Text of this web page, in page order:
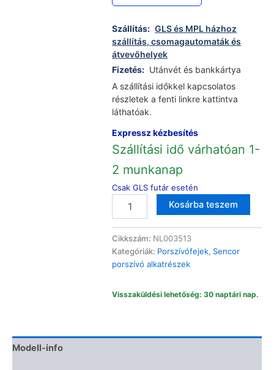
Szállítás: GLS és MPL házhoz
szállítás, csomagautomaták és
átvevőhelyek
Fizetés: Utánvét és bankkártya
A szállítási időkkel kapcsolatos
részletek a fenti linkre kattintva
láthatóak.
Expressz kézbesítés
Szállítási idő várhatóan 1-
2 munkanap
Csak GLS futár esetén
SVC-
Corso
porszívó
utángyártott
mennyiség
Kosárba teszem
Cikkszám: NL003513
Kategóriák: Porszívófejek, Sencor
porszívó alkatrészek
Visszaküldési lehetőség: 30 naptári nap.
Modell-info